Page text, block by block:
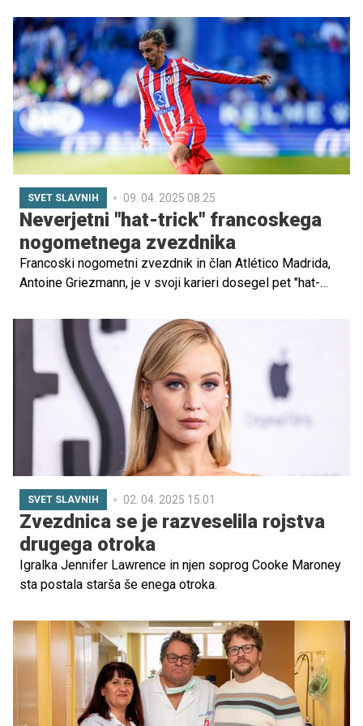
ki je star 23 let in prav tako sledi njegovi športni poti.
SVET SLAVNIH 09. 04. 2025 08.25
Neverjetni "hat-trick" francoskega
nogometnega zvezdnika
Francoski nogometni zvezdnik in član Atlético Madrida,
Antoine Griezmann, je v svoji karieri dosegel pet "hat-
kot tisti, ki ga je dosegel s svojo družino.
SVET SLAVNIH 02. 04. 2025 15.01
Zvezdnica se je razveselila rojstva
drugega otroka
Igralka Jennifer Lawrence in njen soprog Cooke Maroney
sta postala starša še enega otroka.